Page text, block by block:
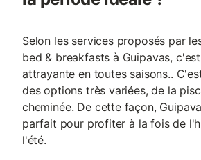
Selon les services proposés par
bed & breakfasts à Guipavas,
attrayante en toutes saisons..
des options très variées, de la
cheminée. De cette façon,
parfait pour profiter à la fois de
l'été.